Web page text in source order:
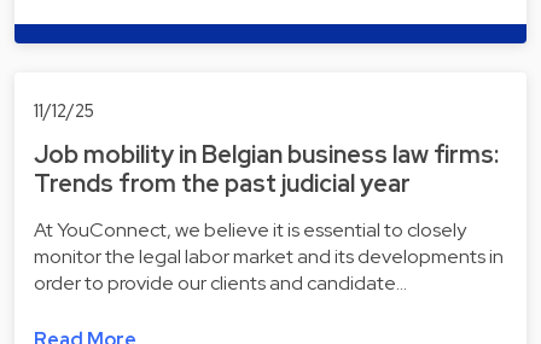
11/12/25
Job mobility in Belgian business law firms:
Trends from the past judicial year
At YouConnect, we believe it is essential to closely
monitor the legal labor market and its developments in
order to provide our clients and candidate…